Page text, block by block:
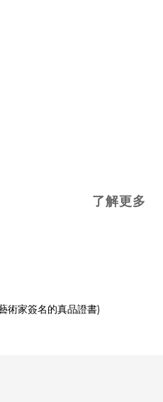
了解更多
術家簽名的真品證書)